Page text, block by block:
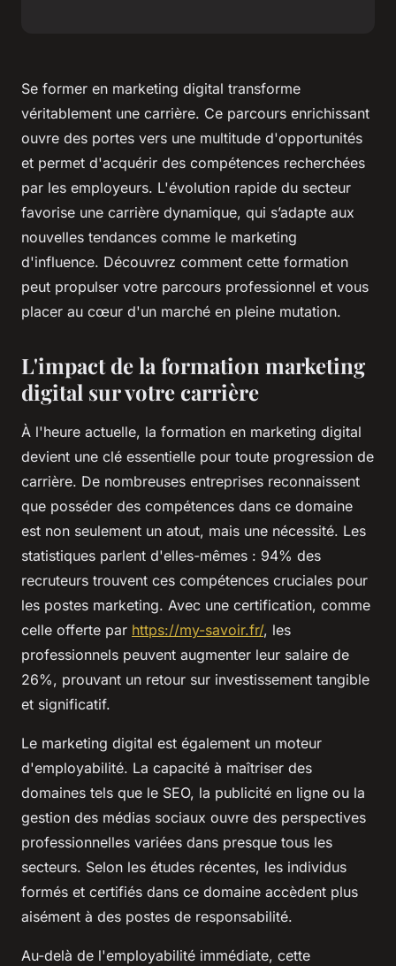
Se former en marketing digital transforme
véritablement une carrière. Ce parcours enrichissant
ouvre des portes vers une multitude d'opportunités
et permet d'acquérir des compétences recherchées
par les employeurs. L'évolution rapide du secteur
favorise une carrière dynamique, qui s’adapte aux
nouvelles tendances comme le marketing
d'influence. Découvrez comment cette formation
peut propulser votre parcours professionnel et vous
placer au cœur d'un marché en pleine mutation.
L'impact de la formation marketing
digital sur votre carrière
À l'heure actuelle, la formation en marketing digital
devient une clé essentielle pour toute progression de
carrière. De nombreuses entreprises reconnaissent
que posséder des compétences dans ce domaine
est non seulement un atout, mais une nécessité. Les
statistiques parlent d'elles-mêmes : 94% des
recruteurs trouvent ces compétences cruciales pour
les postes marketing. Avec une certification, comme
celle offerte par https://my-savoir.fr/, les
professionnels peuvent augmenter leur salaire de
26%, prouvant un retour sur investissement tangible
et significatif.
Le marketing digital est également un moteur
d'employabilité. La capacité à maîtriser des
domaines tels que le SEO, la publicité en ligne ou la
gestion des médias sociaux ouvre des perspectives
professionnelles variées dans presque tous les
secteurs. Selon les études récentes, les individus
formés et certifiés dans ce domaine accèdent plus
aisément à des postes de responsabilité.
Au-delà de l'employabilité immédiate, cette